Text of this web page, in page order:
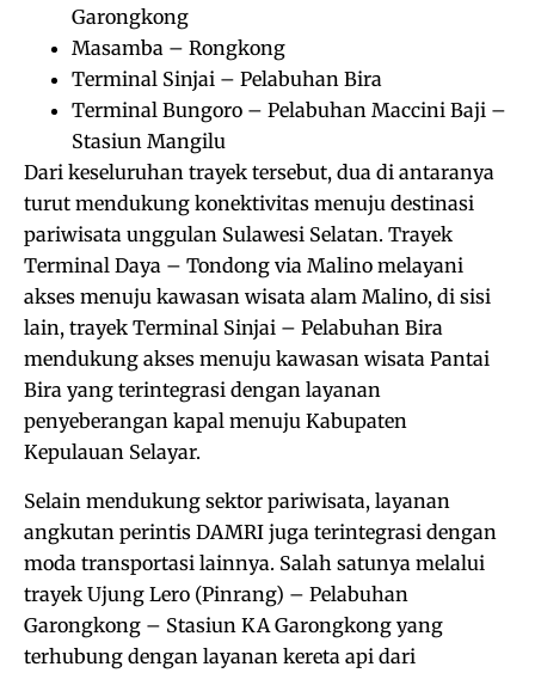
Garongkong
Masamba – Rongkong
Terminal Sinjai – Pelabuhan Bira
Terminal Bungoro – Pelabuhan Maccini Baji –
Stasiun Mangilu
Dari keseluruhan trayek tersebut, dua di antaranya
turut mendukung konektivitas menuju destinasi
pariwisata unggulan Sulawesi Selatan. Trayek
Terminal Daya – Tondong via Malino melayani
akses menuju kawasan wisata alam Malino, di sisi
lain, trayek Terminal Sinjai – Pelabuhan Bira
mendukung akses menuju kawasan wisata Pantai
Bira yang terintegrasi dengan layanan
penyeberangan kapal menuju Kabupaten
Kepulauan Selayar.
Selain mendukung sektor pariwisata, layanan
angkutan perintis DAMRI juga terintegrasi dengan
moda transportasi lainnya. Salah satunya melalui
trayek Ujung Lero (Pinrang) – Pelabuhan
Garongkong – Stasiun KA Garongkong yang
terhubung dengan layanan kereta api dari